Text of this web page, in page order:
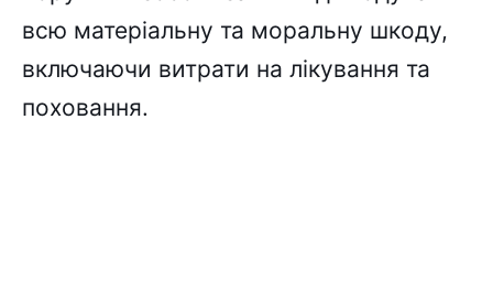
всю матеріальну та моральну шкоду,
включаючи витрати на лікування та
поховання.